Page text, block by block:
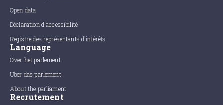
Open data
Déclaration d'accessibilité
Registre des représentants d'intérêts
Language
Over het parlement
Uber das parlement
About the parliament
Recrutement